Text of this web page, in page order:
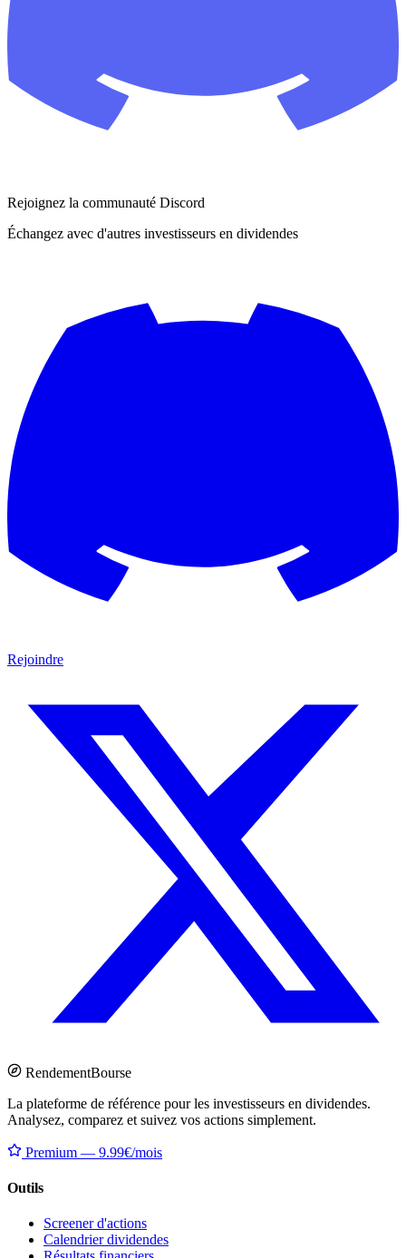
Rejoignez la communauté Discord
Échangez avec d'autres investisseurs en dividendes
Rejoindre
RendementBourse
La plateforme de référence pour les investisseurs en dividendes.
Analysez, comparez et suivez vos actions simplement.
Premium — 9.99€/mois
Outils
Screener d'actions
Calendrier dividendes